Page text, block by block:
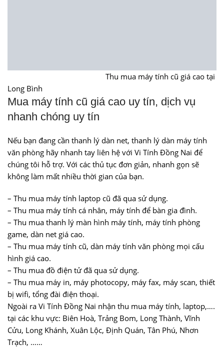
Thu mua máy tính cũ giá cao tại
Long Bình
Mua máy tính cũ giá cao uy tín, dịch vụ
nhanh chóng uy tín
Nếu bạn đang cần thanh lý dàn net, thanh lý dàn máy tính
văn phòng hãy nhanh tay liên hệ với Vi Tính Đồng Nai để
chúng tôi hỗ trợ. Với các thủ tục đơn giản, nhanh gọn sẽ
không làm mất nhiều thời gian của bạn.
– Thu mua máy tính laptop cũ đã qua sử dụng.
– Thu mua máy tính cá nhân, máy tính để bàn gia đình.
– Thu mua thanh lý màn hình máy tính, máy tính phòng
game, dàn net giá cao.
– Thu mua máy tính cũ, dàn máy tính văn phòng mọi cấu
hình giá cao.
– Thu mua đồ điện tử đã qua sử dụng.
– Thu mua máy in, máy photocopy, máy fax, máy scan, thiết
bị wifi, tổng đài điện thoại.
Ngoài ra Vi Tính Đồng Nai nhận thu mua máy tính, laptop,….
tại các khu vực: Biên Hoà, Trảng Bom, Long Thành, Vĩnh
Cửu, Long Khánh, Xuân Lộc, Định Quán, Tân Phú, Nhơn
Trạch, ……